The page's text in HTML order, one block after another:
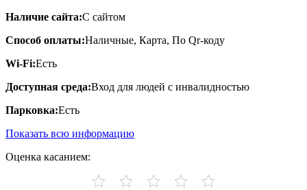
Наличие сайта:С сайтом
Способ оплаты:Наличные, Карта, По Qr-коду
Wi-Fi:Есть
Доступная среда:Вход для людей с инвалидностью
Парковка:Есть
Показать всю информацию
Оценка касанием: